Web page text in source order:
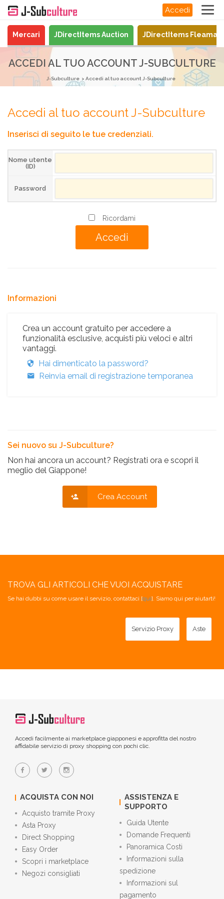
Accedi
Mercari JDirectItems Auction JDirectItems
ACCEDI AL TUO ACCOUNT J-SUBCULTURE
J-Subculture Accedi al tuo account J-Subculture
Accedi al tuo account J-Subculture
Inserisci di seguito le tue credenziali.
Nome utente
(ID)
Password
Ricordami
Informazioni
Crea un account gratuito per accedere a
funzionalità esclusive, acquisti più veloci e altri
vantaggi.
Hai dimenticato la password?
Reinvia email di registrazione temporanea
Sei nuovo su J-Subculture?
Non hai ancora un account? Registrati ora e scopri il
meglio del Giappone!
Crea Account
TROVA GLI ARTICOLI CHE VUOI ACQUISTARE
Se hai dubbi su come usare il servizio, contattaci [qui]. Siamo qui per aiutarti!
Servizio Proxy Aste
Accedi facilmente ai marketplace giapponesi e approfitta del nostro
affidabile servizio di proxy shopping con pochi clic.
ACQUISTA CON NOI
Acquisto tramite Proxy
Asta Proxy
Direct Shopping
Easy Order
Scopri i marketplace
Negozi consigliati
ASSISTENZA E
SUPPORTO
Guida Utente
Domande Frequenti
Panoramica Costi
Informazioni sulla
spedizione
Informazioni sul
pagamento